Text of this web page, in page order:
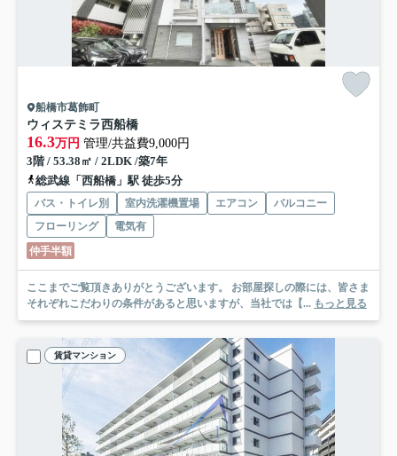
船橋市葛飾町
ウィステミラ西船橋
16.3万円 管理/共益費9,000円
3階 / 53.38㎡ / 2LDK /築7年
総武線「西船橋」駅 徒歩5分
バス・トイレ別 室内洗濯機置場 エアコン
バルコニー
フローリング
電気有
仲手半額
ここまでご覧頂きありがとうございます。 お部屋探しの際には、皆さま
それぞれこだわりの条件があると思いますが、当社では【... もっと見る
賃貸マンション